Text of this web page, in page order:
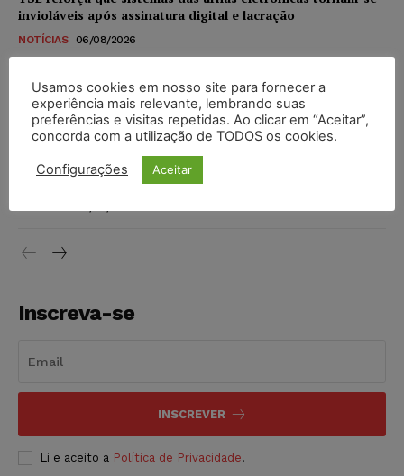
invioláveis após assinatura digital e lacração
NOTÍCIAS 06/08/2026
STF inicia julgamento sobre constitucionalidade da
proibição dos jogos de azar no Brasil
NOTÍCIAS 06/08/2026
Projeto proíbe venda de vapes para nascidos a partir de
Inscreva-se
INSCREVER
Li e aceito a Política de Privacidade.
Usamos cookies em nosso site para fornecer a
experiência mais relevante, lembrando suas
preferências e visitas repetidas. Ao clicar em “Aceitar”,
concorda com a utilização de TODOS os cookies.
Configurações Aceitar